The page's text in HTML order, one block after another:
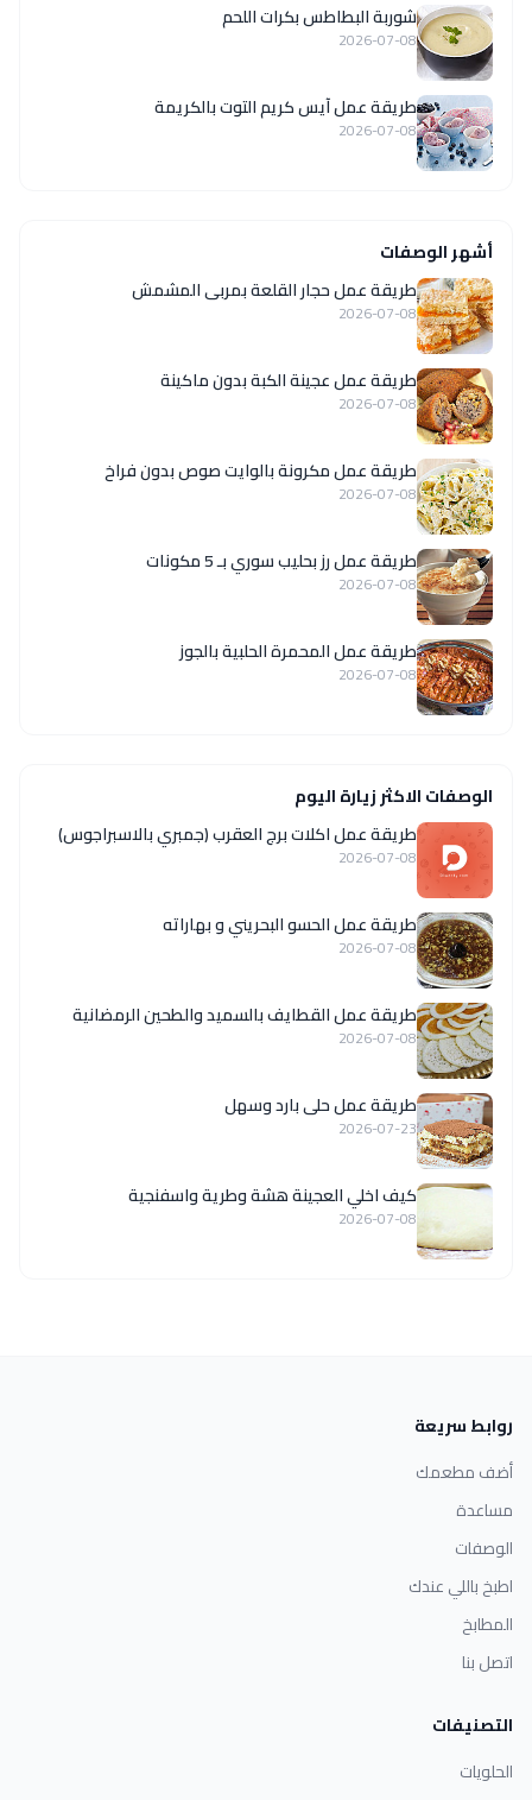
شوربة البطاطس بكرات اللحم
2026-07-08
طريقة عمل آيس كريم التوت بالكريمة
2026-07-08
أشهر الوصفات
طريقة عمل حجار القلعة بمربى المشمش
2026-07-08
طريقة عمل عجينة الكبة بدون ماكينة
2026-07-08
طريقة عمل مكرونة بالوايت صوص بدون فراخ
2026-07-08
طريقة عمل رز بحليب سوري بـ 5 مكونات
2026-07-08
طريقة عمل المحمرة الحلبية بالجوز
2026-07-08
الوصفات الاكثر زيارة اليوم
طريقة عمل اكلات برج العقرب (جمبري بالاسبراجوس)
2026-07-08
طريقة عمل الحسو البحريني و بهاراته
2026-07-08
طريقة عمل القطايف بالسميد والطحين الرمضانية
2026-07-08
طريقة عمل حلى بارد وسهل
2026-07-23
كيف اخلي العجينة هشة وطرية واسفنجية
2026-07-08
روابط سريعة
أضف مطعمك
مساعدة
الوصفات
اطبخ باللي عندك
المطابخ
اتصل بنا
التصنيفات
الحلويات